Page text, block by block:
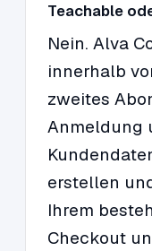
Teachable
Nein. Alva
innerhalb
zweites
Anmeldung
erstellen
Ihrem
Checkout